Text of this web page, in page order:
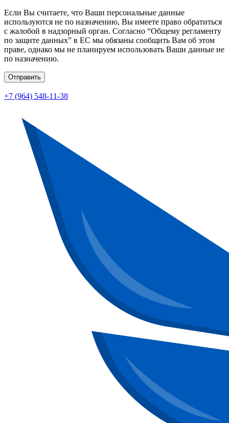
Если Вы считаете, что Ваши персональные данные
используются не по назначению, Вы имеете право обратиться
с жалобой в надзорный орган. Согласно “Общему регламенту
по защите данных” в ЕС мы обязаны сообщить Вам об этом
праве, однако мы не планируем использовать Ваши данные не
по назначению.
Отправить
+7 (964) 548-11-38